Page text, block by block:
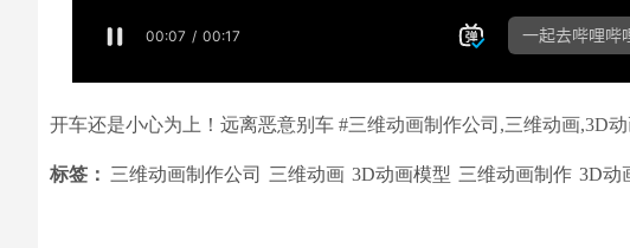
开车还是小心为上！远离恶意别车 #三维动画制作公司,三维动画,3D
标签： 三维动画制作公司 三维动画 3D动画模型 三维动画制作 3D动